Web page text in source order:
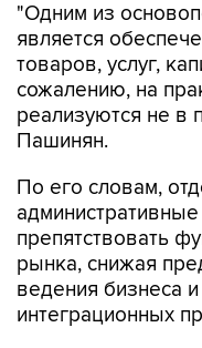
"Одним из
является
товаров, услуг,
сожалению, на
реализуются не в
Пашинян.
По его словам,
препятствовать
рынка, снижая
ведения бизнеса
интеграционных